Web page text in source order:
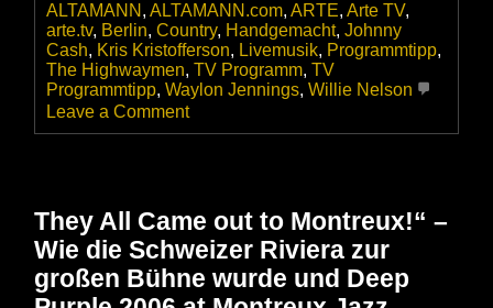
ALTAMANN , ALTAMANN.com, ARTE, Arte TV,
arte.tv, Berlin, Country, Handgemacht, Johnny
Cash, Kris Kristofferson, Livemusik, Programmtipp,
The Highwaymen, TV Programm, TV
Programmtipp, Waylon Jennings, Willie Nelson
Leave a Commenton
Johnny
Kristofferson
&
Waylon
Jennings
They All Came out to Montreux!“ –
Wie die Schweizer Riviera zur
großen Bühne wurde und Deep